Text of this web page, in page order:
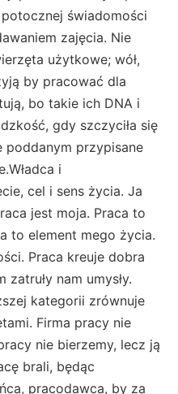
świadomości
zajęcia. Nie
użytkowe; wół,
by pracować dla
bo takie ich DNA i
gdy szczyciła się
poddanym przypisane
i
cel i sens życia. Ja
jest moja. Praca to
to element mego życia.
Praca kreuje dobra
nam umysły.
kategorii zrównuje
Firma pracy nie
nie bierzemy, lecz ją
brali, będąc
pracodawca, by za